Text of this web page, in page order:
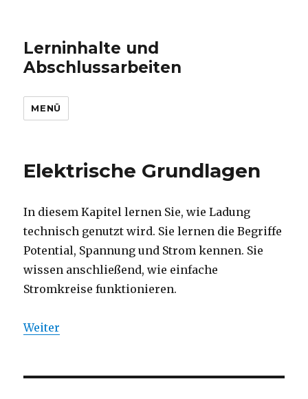
Lerninhalte und
Abschlussarbeiten
MENÜ
Elektrische Grundlagen
In diesem Kapitel lernen Sie, wie Ladung
technisch genutzt wird. Sie lernen die Begriffe
Potential, Spannung und Strom kennen. Sie
wissen anschließend, wie einfache
Stromkreise funktionieren.
Weiter